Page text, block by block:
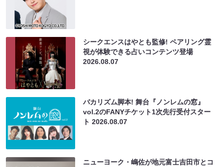
シークエンスはやとも監修! ペアリング霊
視が体験できる占いコンテンツ登場
2026.08.07
バカリズム脚本! 舞台『ノンレムの窓』
vol.2のFANYチケット1次先行受付スター
ト2026.08.07
ニューヨーク・嶋佐が地元富士吉田市とコ